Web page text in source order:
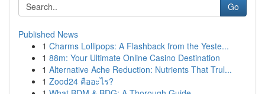
Go
Published News
1 Charms Lollipops: A Flashback from the Yeste...
1 88m: Your Ultimate Online Casino Destination
1 Alternative Ache Reduction: Nutrients That Trul...
1 Zood24 คืออะไร?